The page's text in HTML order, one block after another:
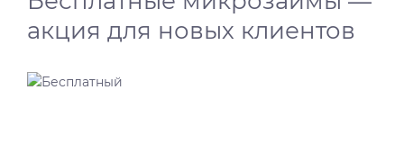
акция для новых клиентов